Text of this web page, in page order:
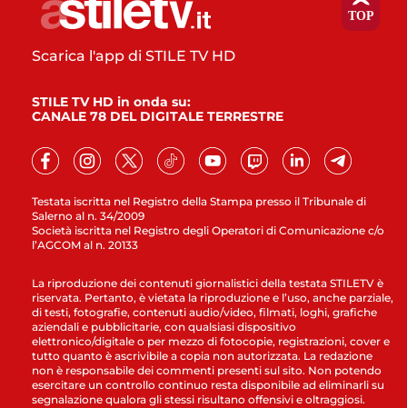
Testata iscritta nel Registro della Stampa presso il Tribunale di
Salerno al n. 34/2009
Società iscritta nel Registro degli Operatori di Comunicazione c/o
l’AGCOM al n. 20133
Scarica l'app di STILE TV HD
STILE TV HD in onda su:
CANALE 78 DEL DIGITALE TERRESTRE
La riproduzione dei contenuti giornalistici della testata STILETV è
riservata. Pertanto, è vietata la riproduzione e l’uso, anche parziale,
di testi, fotografie, contenuti audio/video, filmati, loghi, grafiche
aziendali e pubblicitarie, con qualsiasi dispositivo
elettronico/digitale o per mezzo di fotocopie, registrazioni, cover e
tutto quanto è ascrivibile a copia non autorizzata. La redazione
non è responsabile dei commenti presenti sul sito. Non potendo
esercitare un controllo continuo resta disponibile ad eliminarli su
segnalazione qualora gli stessi risultano offensivi e oltraggiosi.